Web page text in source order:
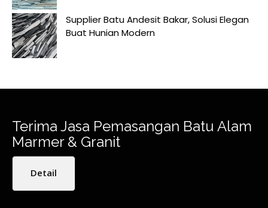
Supplier Batu Andesit Bakar, Solusi Elegan
Buat Hunian Modern
Terima Jasa Pemasangan Batu Alam
Marmer & Granit
Detail